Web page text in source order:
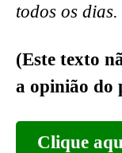
todos os dias.
(Este texto
a opinião do
Clique